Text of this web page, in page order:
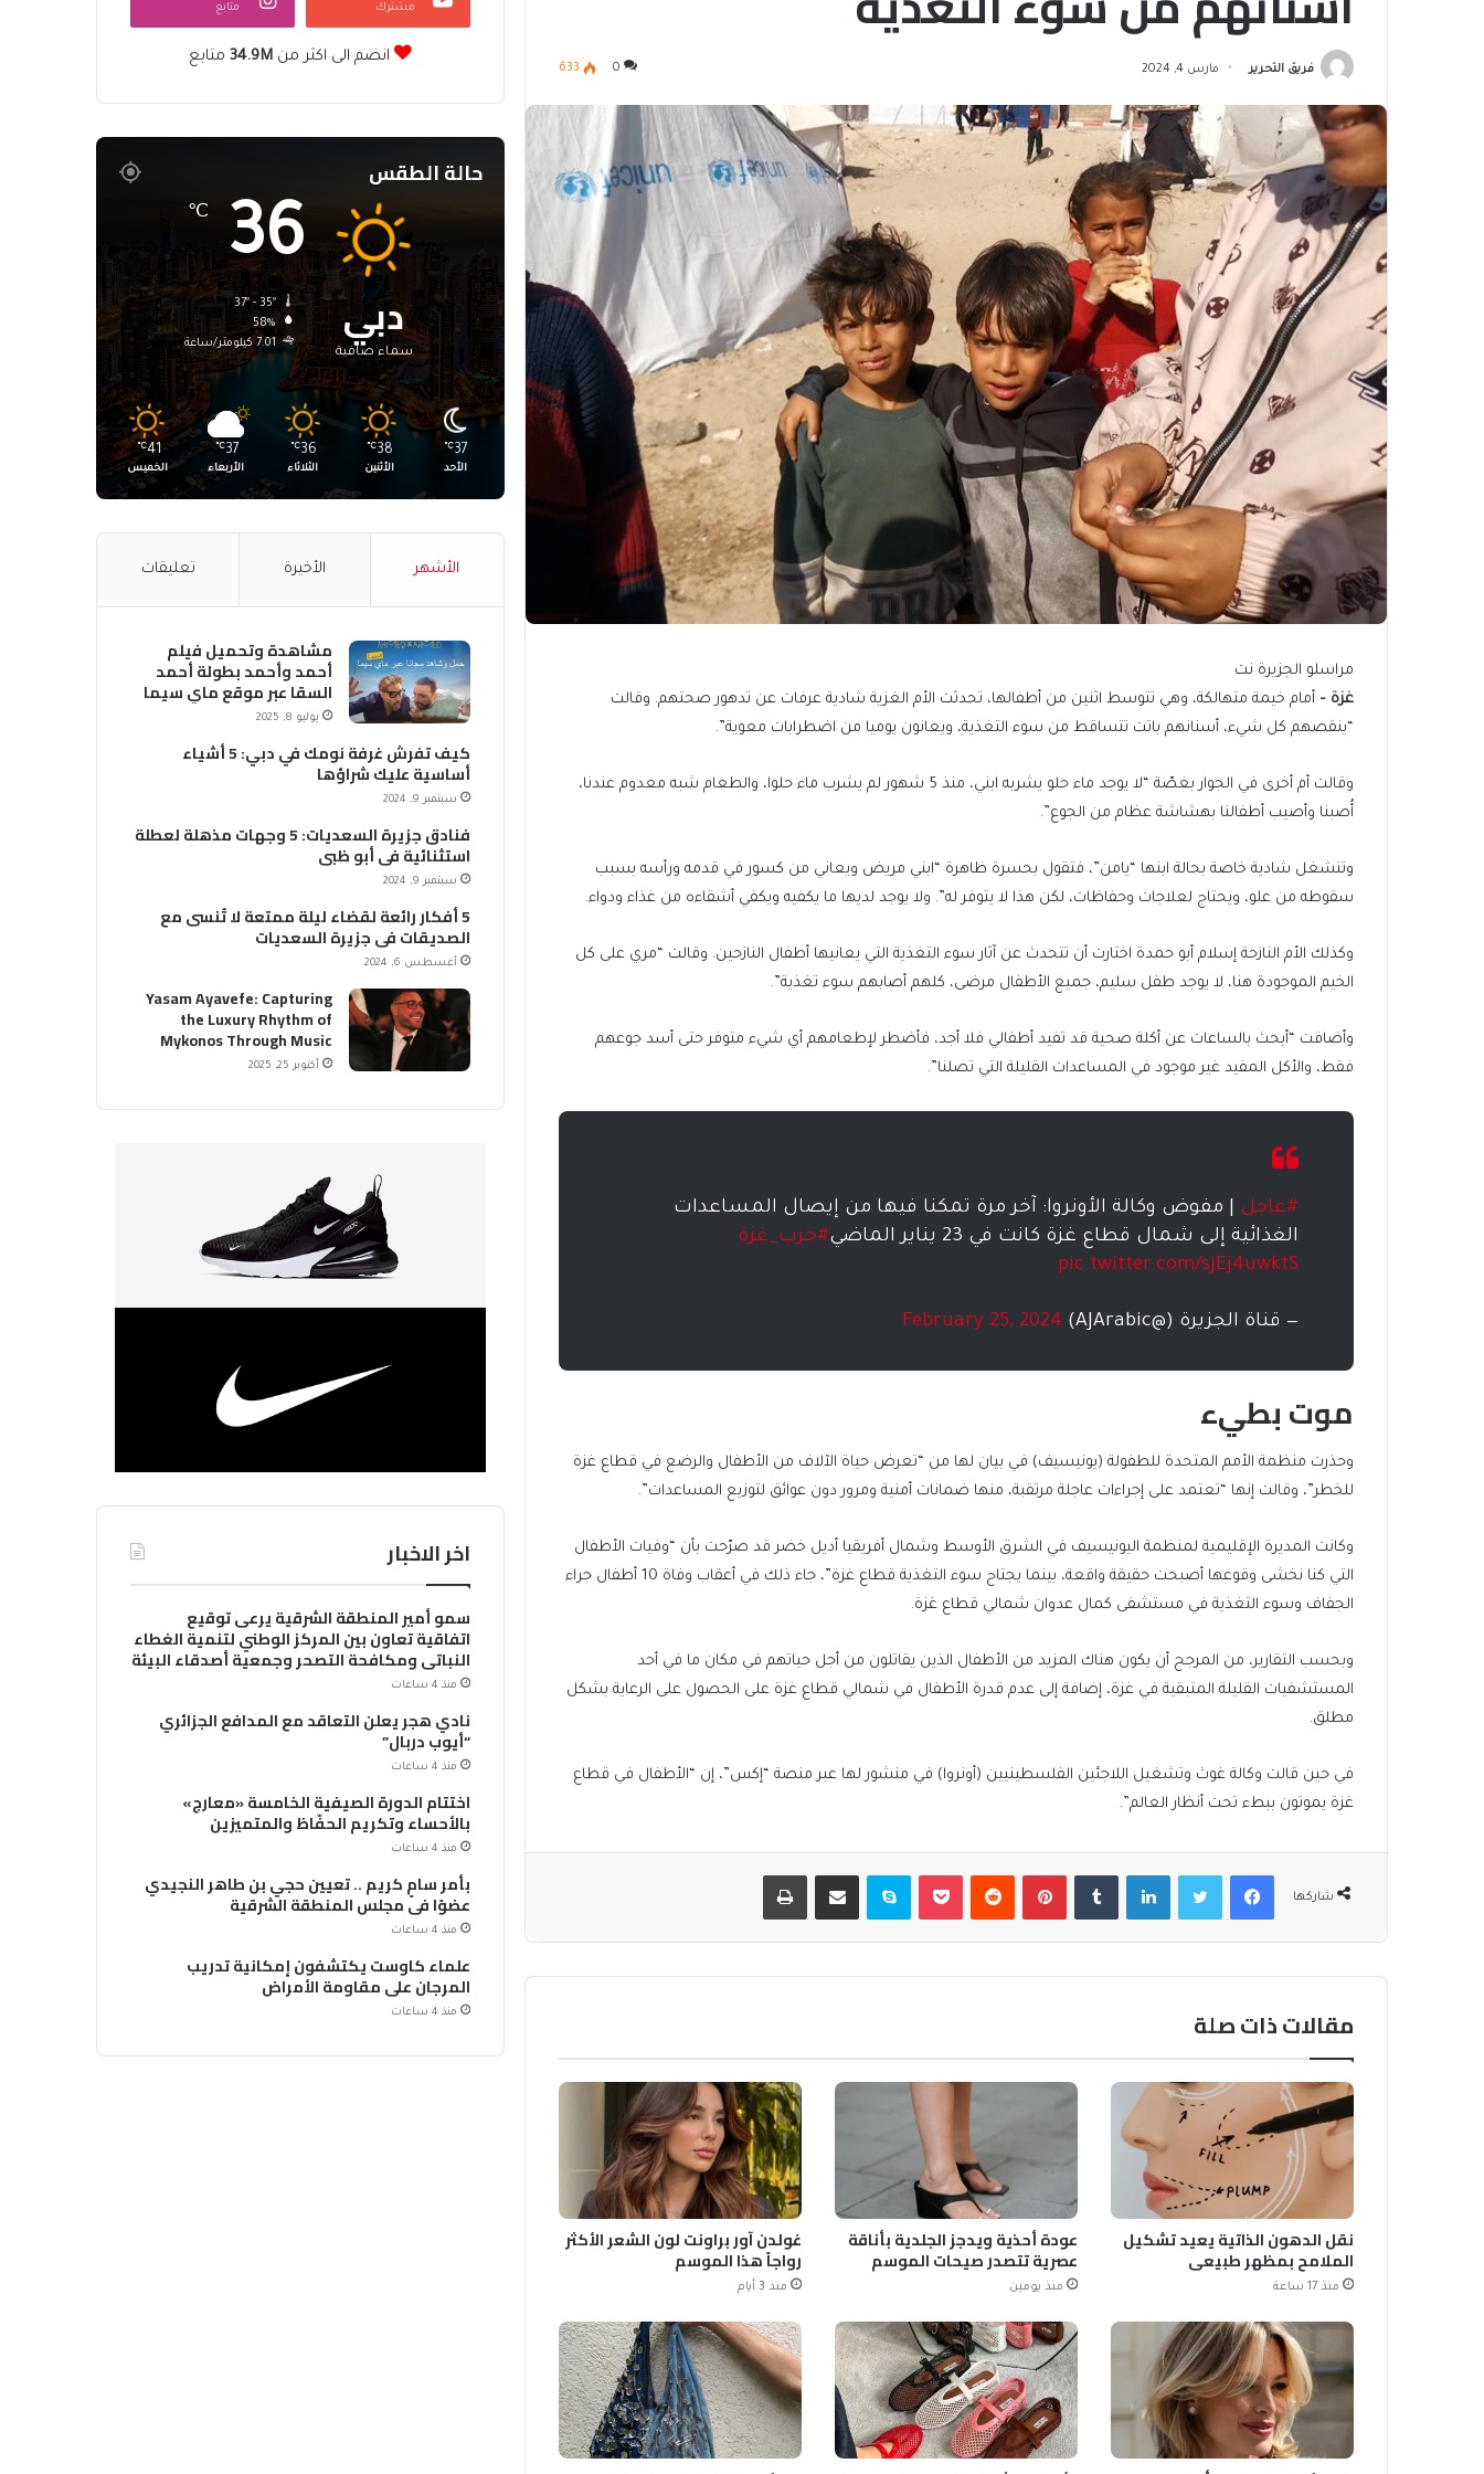
فريق التحرير مارس 4, 2024 0
633
مراسلو الجزيرة نت
غزة – أمام خيمة متهالكة، وهي تتوسط اثنين من أطفالها، تحدثت الأم الغزية شادية عرفات عن تدهور صحتهم. وقالت
“ينقصهم كل شيء، أسنانهم باتت تتساقط من سوء التغذية، ويعانون يوميا من اضطرابات معوية”.
وقالت أم أخرى في الجوار بغصّة “لا يوجد ماء حلو يشربه ابني، منذ 5 شهور لم يشرب ماء حلوا، والطعام شبه معدوم عندنا،
أُصبنا وأصيب أطفالنا بهشاشة عظام من الجوع”.
وتنشغل شادية خاصة بحالة ابنها “يامن”، فتقول بحسرة ظاهرة “ابني مريض ويعاني من كسور في قدمه ورأسه بسبب
سقوطه من علو، ويحتاج لعلاجات وحفاظات، لكن هذا لا يتوفر له”. ولا يوجد لديها ما يكفيه ويكفي أشقاءه من غذاء ودواء.
وكذلك الأم النازحة إسلام أبو حمدة اختارت أن تتحدث عن آثار سوء التغذية التي يعانيها أطفال النازحين. وقالت “مري على كل
الخيم الموجودة هنا، لا يوجد طفل سليم، جميع الأطفال مرضى، كلهم أصابهم سوء تغذية”.
وأضافت “أبحث بالساعات عن أكلة صحية قد تفيد أطفالي فلا أجد، فأضطر لإطعامهم أي شيء متوفر حتى أسد جوعهم
فقط، والأكل المفيد غير موجود في المساعدات القليلة التي تصلنا”.
#عاجل | مفوض وكالة الأونروا: آخر مرة تمكنا فيها من إيصال المساعدات
الغذائية إلى شمال قطاع غزة كانت في 23 يناير الماضي
#حرب_غزة
pic.twitter.com/sjEj4uwktS
— قناة الجزيرة (@AJArabic) February 25, 2024
موت بطيء
وحذرت منظمة الأمم المتحدة للطفولة (يونيسيف) في بيان لها من “تعرض حياة الآلاف من الأطفال والرضع في قطاع غزة
للخطر”، وقالت إنها “تعتمد على إجراءات عاجلة مرتقبة، منها ضمانات أمنية ومرور دون عوائق لتوزيع المساعدات”.
وكانت المديرة الإقليمية لمنظمة اليونيسيف في الشرق الأوسط وشمال أفريقيا أديل خضر قد صرّحت بأن “وفيات الأطفال
التي كنا نخشى وقوعها أصبحت حقيقة واقعة، بينما يجتاح سوء التغذية قطاع غزة”، جاء ذلك في أعقاب وفاة 10 أطفال جراء
الجفاف وسوء التغذية في مستشفى كمال عدوان شمالي قطاع غزة.
وبحسب التقارير، من المرجح أن يكون هناك المزيد من الأطفال الذين يقاتلون من أجل حياتهم في مكان ما في أحد
المستشفيات القليلة المتبقية في غزة، إضافة إلى عدم قدرة الأطفال في شمالي قطاع غزة على الحصول على الرعاية بشكل
مطلق.
في حين قالت وكالة غوث وتشغيل اللاجئين الفلسطينيين (أونروا) في منشور لها عبر منصة “إكس”، إن “الأطفال في قطاع
غزة يموتون ببطء تحت أنظار العالم”.
شاركها
فيسبوكتويتر لينكدإن بينتيريست بوكيت سكايب مشاركة عبر البريد طباعة
مقالات ذات صلة
نقل الدهون الذاتية يعيد تشكيل
الملامح بمظهر طبيعي
منذ 17 ساعة
عودة أحذية ويدجز الجلدية بأناقة
عصرية تتصدر صيحات الموسم
منذ يومين
غولدن آور براونت لون الشعر الأكثر
رواجاً هذا الموسم
منذ 3 أيام
مشترك متابع
انضم الى اكثر من34.9M متابع
حالة الطقس
دبي
سماء صافية
36
℃
58%
7.01 كيلومتر/ساعة
37
℃
الأحد
38
℃
الأثنين
36
℃
الثلاثاء
37
℃
الأربعاء
41
℃
الخميس
الأشهر الأخيرة تعليقات
مشاهدة وتحميل فيلم
أحمد وأحمد بطولة أحمد
السقا عبر موقع ماي سيما
MyCima (وي سيما WeCima)
يوليو 8, 2025
كيف تفرش غرفة نومك في دبي: 5 أشياء
أساسية عليك شراؤها
سبتمبر 9, 2024
فنادق جزيرة السعديات: 5 وجهات مذهلة لعطلة
استثنائية في أبو ظبي
سبتمبر 9, 2024
5 أفكار رائعة لقضاء ليلة ممتعة لا تُنسى مع
الصديقات في جزيرة السعديات
أغسطس 6, 2024
Yasam Ayavefe: Capturing
the Luxury Rhythm of
Mykonos Through Music
أكتوبر 25, 2025
اخر الاخبار
سمو أمير المنطقة الشرقية يرعى توقيع
اتفاقية تعاون بين المركز الوطني لتنمية الغطاء
النباتي ومكافحة التصحر وجمعية أصدقاء البيئة
منذ 4 ساعات
نادي هجر يعلن التعاقد مع المدافع الجزائري
“أيوب دربال”
منذ 4 ساعات
اختتام الدورة الصيفية الخامسة «معارج»
بالأحساء وتكريم الحفّاظ والمتميزين
منذ 4 ساعات
بأمر سامٍ كريم .. تعيين حجي بن طاهر النجيدي
عضوًا في مجلس المنطقة الشرقية
منذ 4 ساعات
علماء كاوست يكتشفون إمكانية تدريب
المرجان على مقاومة الأمراض
منذ 4 ساعات